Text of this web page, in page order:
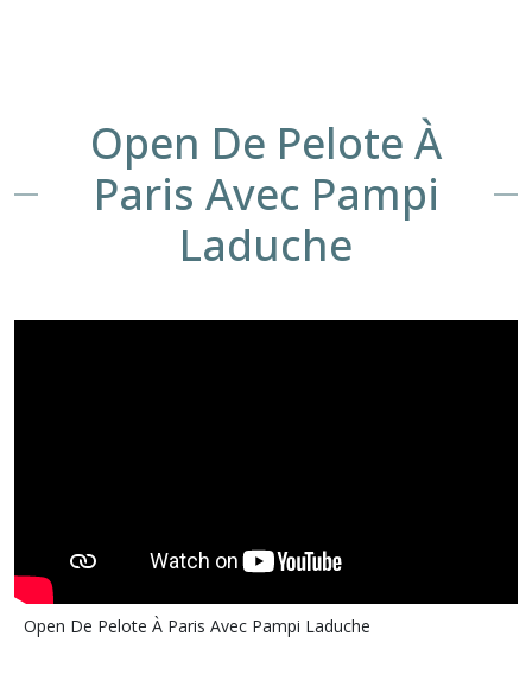
Open De Pelote À
Paris Avec Pampi
Laduche
Open De Pelote À Paris Avec Pampi Laduche